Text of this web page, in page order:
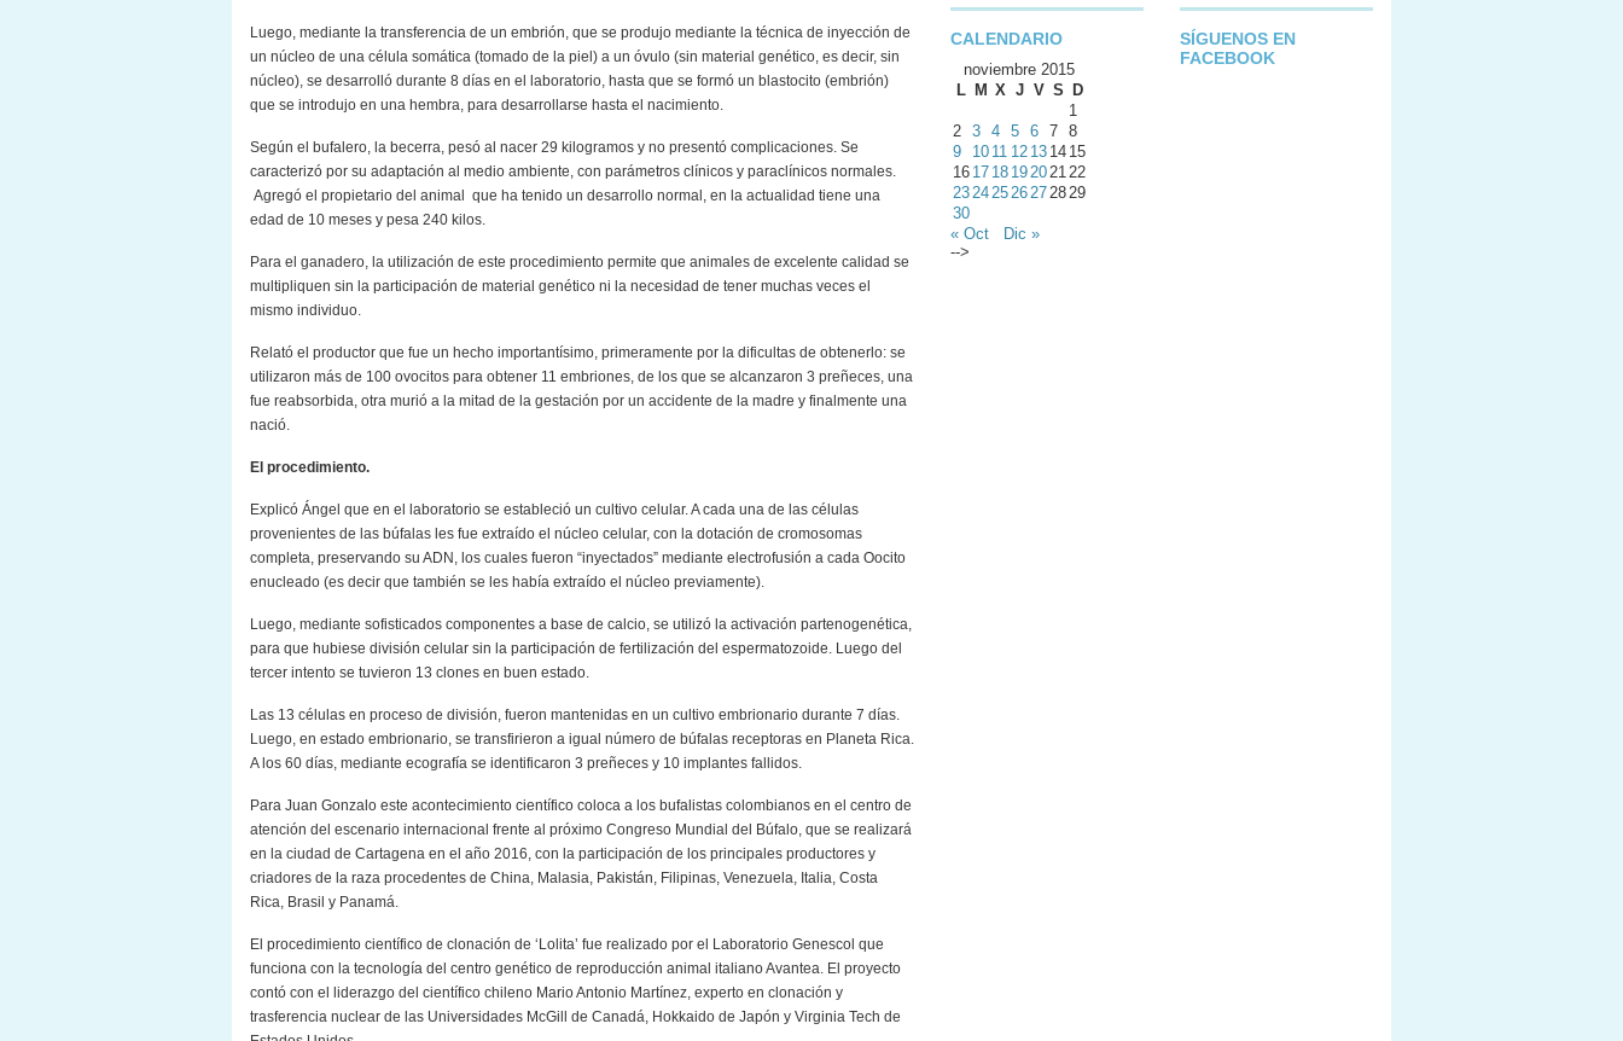
Luego, mediante la transferencia de un embrión, que se produjo mediante la técnica de inyección de
un núcleo de una célula somática (tomado de la piel) a un óvulo (sin material genético, es decir, sin
núcleo), se desarrolló durante 8 días en el laboratorio, hasta que se formó un blastocito (embrión)
que se introdujo en una hembra, para desarrollarse hasta el nacimiento.
Según el bufalero, la becerra, pesó al nacer 29 kilogramos y no presentó complicaciones. Se
caracterizó por su adaptación al medio ambiente, con parámetros clínicos y paraclínicos normales.
Agregó el propietario del animal que ha tenido un desarrollo normal, en la actualidad tiene una
edad de 10 meses y pesa 240 kilos.
Para el ganadero, la utilización de este procedimiento permite que animales de excelente calidad se
multipliquen sin la participación de material genético ni la necesidad de tener muchas veces el
mismo individuo.
Relató el productor que fue un hecho importantísimo, primeramente por la dificultas de obtenerlo: se
utilizaron más de 100 ovocitos para obtener 11 embriones, de los que se alcanzaron 3 preñeces, una
fue reabsorbida, otra murió a la mitad de la gestación por un accidente de la madre y finalmente una
nació.
El procedimiento.
Explicó Ángel que en el laboratorio se estableció un cultivo celular. A cada una de las células
provenientes de las búfalas les fue extraído el núcleo celular, con la dotación de cromosomas
completa, preservando su ADN, los cuales fueron “inyectados” mediante electrofusión a cada Oocito
enucleado (es decir que también se les había extraído el núcleo previamente).
Luego, mediante sofisticados componentes a base de calcio, se utilizó la activación partenogenética,
para que hubiese división celular sin la participación de fertilización del espermatozoide. Luego del
tercer intento se tuvieron 13 clones en buen estado.
Las 13 células en proceso de división, fueron mantenidas en un cultivo embrionario durante 7 días.
Luego, en estado embrionario, se transfirieron a igual número de búfalas receptoras en Planeta Rica.
A los 60 días, mediante ecografía se identificaron 3 preñeces y 10 implantes fallidos.
Para Juan Gonzalo este acontecimiento científico coloca a los bufalistas colombianos en el centro de
atención del escenario internacional frente al próximo Congreso Mundial del Búfalo, que se realizará
en la ciudad de Cartagena en el año 2016, con la participación de los principales productores y
criadores de la raza procedentes de China, Malasia, Pakistán, Filipinas, Venezuela, Italia, Costa
Rica, Brasil y Panamá.
El procedimiento científico de clonación de ‘Lolita’ fue realizado por el Laboratorio Genescol que
funciona con la tecnología del centro genético de reproducción animal italiano Avantea. El proyecto
contó con el liderazgo del científico chileno Mario Antonio Martínez, experto en clonación y
trasferencia nuclear de las Universidades McGill de Canadá, Hokkaido de Japón y Virginia Tech de
CALENDARIO
noviembre 2015
L M X J V S
D
1
2 3 4 5 6 7 8
9
10 11 12 13 14 15
16 17 18 19202122
23242526272829
30
« Oct
Dic »
-->
SÍGUENOS EN
FACEBOOK